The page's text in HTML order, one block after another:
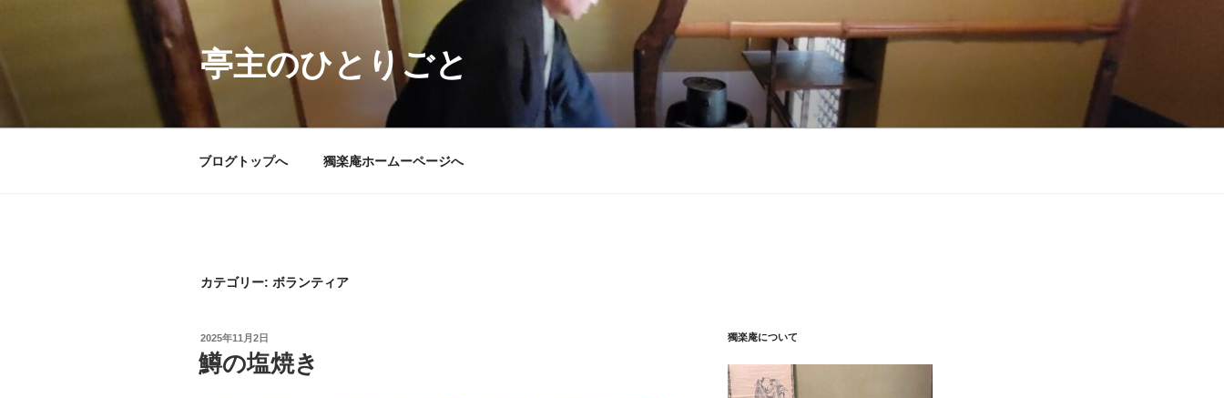
亭主のひとりごと
ブログトップへ 獨楽庵ホームーページへ
カテゴリー: ボランティア
投
稿
日:
2025年11月2日
鱒の塩焼き
獨楽庵について